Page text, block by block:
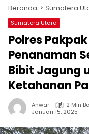
Beranda Sumatera
Sumatera Utara
Polres
Penanaman
Bibit Jagung
Ketahanan
Anwar
2 Min
Januari 15, 2025